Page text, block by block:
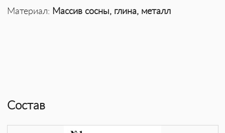
Материал: Массив сосны, глина, металл
Состав